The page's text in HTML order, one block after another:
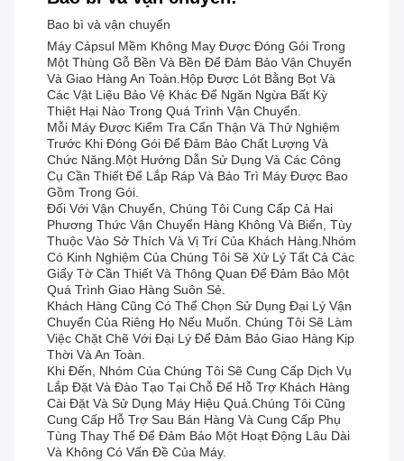
Bao bì và vận chuyển
Máy Cápsul Mềm Không May Được Đóng Gói Trong
Một Thùng Gỗ Bền Và Bền Để Đảm Bảo Vận Chuyển
Và Giao Hàng An Toàn.Hộp Được Lót Bằng Bọt Và
Các Vật Liệu Bảo Vệ Khác Để Ngăn Ngừa Bất Kỳ
Thiệt Hại Nào Trong Quá Trình Vận Chuyển.
Mỗi Máy Được Kiểm Tra Cẩn Thận Và Thử Nghiệm
Trước Khi Đóng Gói Để Đảm Bảo Chất Lượng Và
Chức Năng.Một Hướng Dẫn Sử Dụng Và Các Công
Cụ Cần Thiết Để Lắp Ráp Và Bảo Trì Máy Được Bao
Gồm Trong Gói.
Đối Với Vận Chuyển, Chúng Tôi Cung Cấp Cả Hai
Phương Thức Vận Chuyển Hàng Không Và Biển, Tùy
Thuộc Vào Sở Thích Và Vị Trí Của Khách Hàng.Nhóm
Có Kinh Nghiệm Của Chúng Tôi Sẽ Xử Lý Tất Cả Các
Giấy Tờ Cần Thiết Và Thông Quan Để Đảm Bảo Một
Quá Trình Giao Hàng Suôn Sẻ.
Khách Hàng Cũng Có Thể Chọn Sử Dụng Đại Lý Vận
Chuyển Của Riêng Họ Nếu Muốn. Chúng Tôi Sẽ Làm
Việc Chặt Chẽ Với Đại Lý Để Đảm Bảo Giao Hàng Kịp
Thời Và An Toàn.
Khi Đến, Nhóm Của Chúng Tôi Sẽ Cung Cấp Dịch Vụ
Lắp Đặt Và Đào Tạo Tại Chỗ Để Hỗ Trợ Khách Hàng
Cài Đặt Và Sử Dụng Máy Hiệu Quả.Chúng Tôi Cũng
Cung Cấp Hỗ Trợ Sau Bán Hàng Và Cung Cấp Phụ
Tùng Thay Thế Để Đảm Bảo Một Hoạt Động Lâu Dài
Và Không Có Vấn Đề Của Máy.